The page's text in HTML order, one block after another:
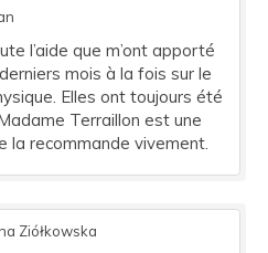
l’aide que m’ont apporté
mois à la fois sur le
Elles ont toujours été
Terraillon est une
la recommande vivement.
Ziółkowska